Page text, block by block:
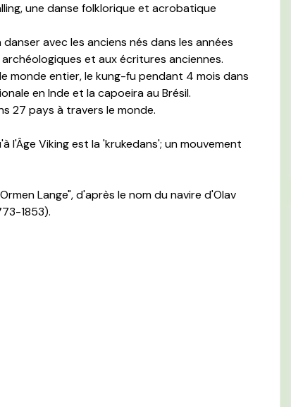
une danse folklorique et acrobatique
avec les anciens nés dans les années
et aux écritures anciennes.
monde entier, le kung-fu pendant 4 mois dans
en Inde et la capoeira au Brésil.
27 pays à travers le monde.
l'Âge Viking est la 'krukedans'; un mouvement
Lange", d'après le nom du navire d'Olav
1853).